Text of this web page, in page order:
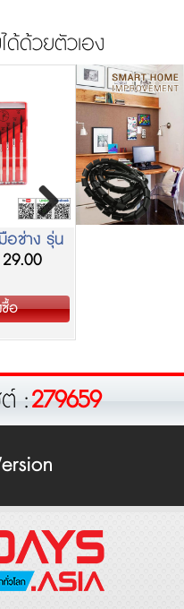
ด้ด้วยตัวเอง
อช่าง รุ่น
1
อ
:279659